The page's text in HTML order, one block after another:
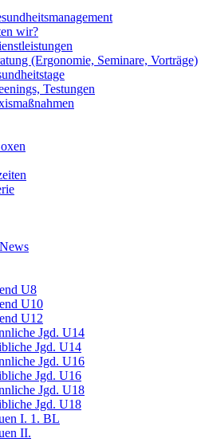
wir?
(Ergonomie, Seminare, Vorträge)
Testungen
U8
U10
U12
Jgd. U14
Jgd. U14
Jgd. U16
Jgd. U16
Jgd. U18
Jgd. U18
I. 1. BL
II.